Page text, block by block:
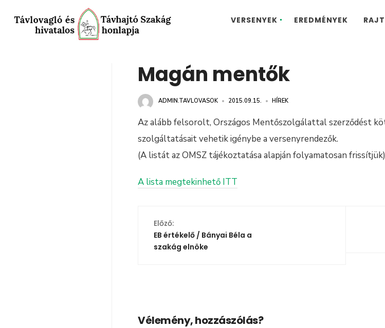
VERSENYEK EREDMÉNYEK
Magán mentők
ADMIN.TAVLOVASOK • 2015.09.15. • HÍREK
Az alább felsorolt, Országos Mentőszolgálattal szerződést
szolgáltatásait vehetik igénybe a versenyrendezők.
(A listát az OMSZ tájékoztatása alapján folyamatosan frissítjük)
A lista megtekinhető ITT
Előző:
EB értékelő / Bányai Béla a
szakág elnöke
Vélemény, hozzászólás?